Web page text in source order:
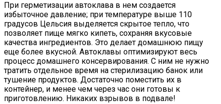
При герметизации автоклава в нем создается
избыточное давление; при температуре выше 110
градусов Цельсия выделяется скрытое тепло, что
позволяет пище мягко кипеть, сохраняя вкусовые
качества ингредиентов. Это делает домашнюю пищу
еще более вкусной. Автоклавы оптимизируют весь
процесс домашнего консервирования. С ним не нужно
тратить отдельное время на стерилизацию банок или
тушение продуктов. Достаточно поместить их в
контейнер, и менее чем через час они готовы к
приготовлению. Никаких взрывов в подвале!